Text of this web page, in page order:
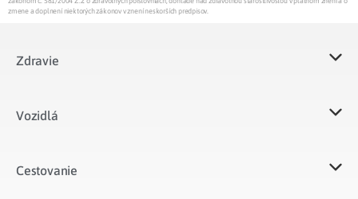
zmene a doplnení niektorých zákonov v znení neskorších predpisov.
Zdravie
Vozidlá​
Cestovanie